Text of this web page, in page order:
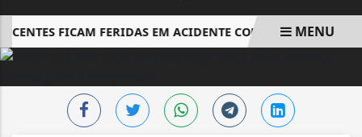
FICAM FERIDAS EM ACIDENTE COM BICICLETA
MENU